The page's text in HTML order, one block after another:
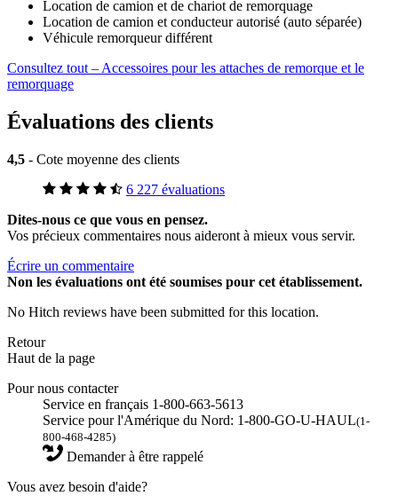
Location de camion et de chariot de remorquage
Location de camion et conducteur autorisé (auto séparée)
Véhicule remorqueur différent
Consultez tout – Accessoires pour les attaches de remorque et le
remorquage
Évaluations des clients
4,5 - Cote moyenne des clients
6 227 évaluations
Dites-nous ce que vous en pensez.
Vos précieux commentaires nous aideront à mieux vous servir.
Écrire un commentaire
Non les évaluations ont été soumises pour cet établissement.
No Hitch reviews have been submitted for this location.
Retour
Haut de la page
Pour nous contacter
Service en français 1-800-663-5613
Service pour l'Amérique du Nord: 1-800-GO-U-HAUL(1-
800-468-4285)
Demander à être rappelé
Vous avez besoin d'aide?